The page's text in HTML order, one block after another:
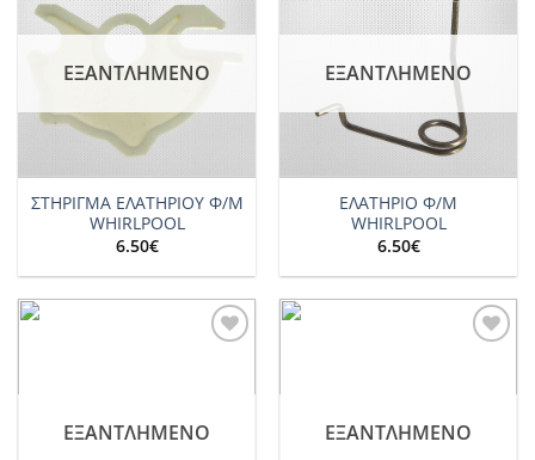
wishlist
ΕΞΑΝΤΛΗΜΈΝΟ
ΣΤΗΡΙΓΜΑ ΕΛΑΤΗΡΙΟΥ Φ/Μ
WHIRLPOOL
6.50€
wishlist
ΕΞΑΝΤΛΗΜΈΝΟ
ΕΛΑΤΗΡΙΟ Φ/Μ
WHIRLPOOL
6.50€
ΕΞΑΝΤΛΗΜΈΝΟ ΕΞΑΝΤΛΗΜΈΝΟ